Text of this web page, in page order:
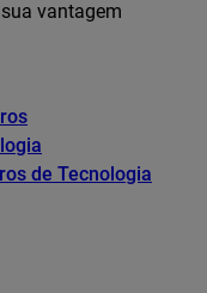
vantagem
de Tecnologia